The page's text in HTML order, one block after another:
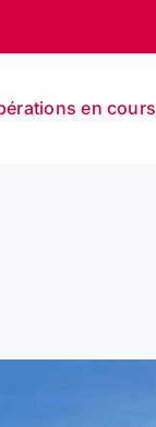
en cours